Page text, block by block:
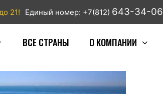
21! Единый номер: +7(812) 643-34-06
ВСЕ СТРАНЫ О КОМПАНИИ